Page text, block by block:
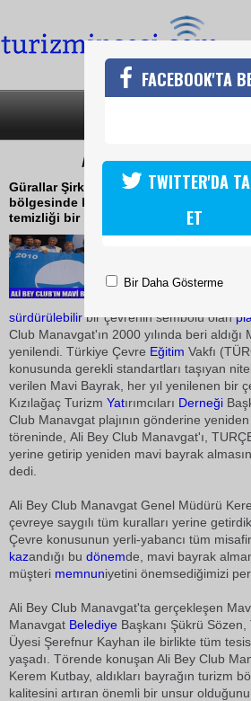
ALİ BEY CLUB KALİTESİNİ
Gürallar Şirketler Grubu bünyesinde
bölgesinde hizmet veren Ali Bey Club
temizliği bir kez daha kanıtlandı
Temiz, bakımlı,
sürdürülebilirbir çevrenin sembolü olan
Club Manavgat'ın 2000 yılında beri aldığı
yenilendi. Türkiye Çevre Eğitim Vakfı
konusunda gerekli standartları taşıyan
verilen Mavi Bayrak, her yıl yenilenen bir
Kızılağaç Turizm Yatırımcıları Derneği
Club Manavgat plajının gönderine yeniden
töreninde, Ali Bey Club Manavgat'ı,
yerine getirip yeniden mavi bayrak
dedi.
Ali Bey Club Manavgat Genel Müdürü
çevreye saygılı tüm kuralları yerine
Çevre konusunun yerli-yabancı tüm
kazandığı bu dönemde, mavi bayrak
müşteri memnuniyetini önemsediğimizi
Ali Bey Club Manavgat'ta gerçekleşen
Manavgat Belediye Başkanı Şükrü Sözen,
Üyesi Şerefnur Kayhan ile birlikte tüm
yaşadı. Törende konuşan Ali Bey Club
Kerem Kutbay, aldıkları bayrağın turizm
kalitesini artıran önemli bir unsur
FACEBOOK'TA
TWITTER'DA
ET
Bir Daha Gösterme